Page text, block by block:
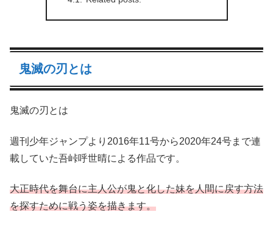
鬼滅の刃とは
鬼滅の刃とは
週刊少年ジャンプより2016年11号から2020年24号まで連
載していた吾峠呼世晴による作品です。
大正時代を舞台に主人公が鬼と化した妹を人間に戻す方法
を探すために戦う姿を描きます。